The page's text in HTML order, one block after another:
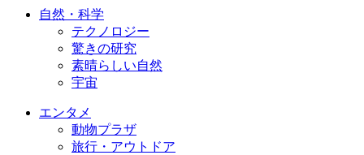
自然・科学
テクノロジー
驚きの研究
素晴らしい自然
宇宙
エンタメ
動物プラザ
旅行・アウトドア